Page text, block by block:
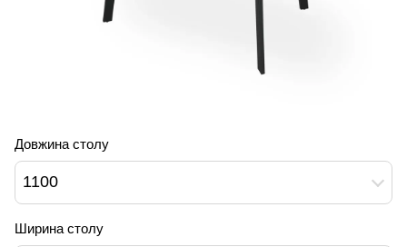
Довжина столу
1100
Ширина столу